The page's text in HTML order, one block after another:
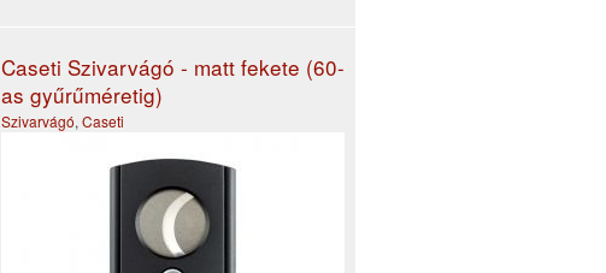
Caseti Szivarvágó - matt fekete (60-
as gyűrűméretig)
Szivarvágó, Caseti